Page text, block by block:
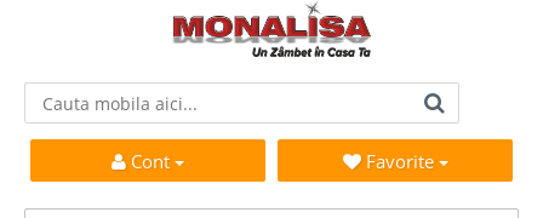
Cont Favorite